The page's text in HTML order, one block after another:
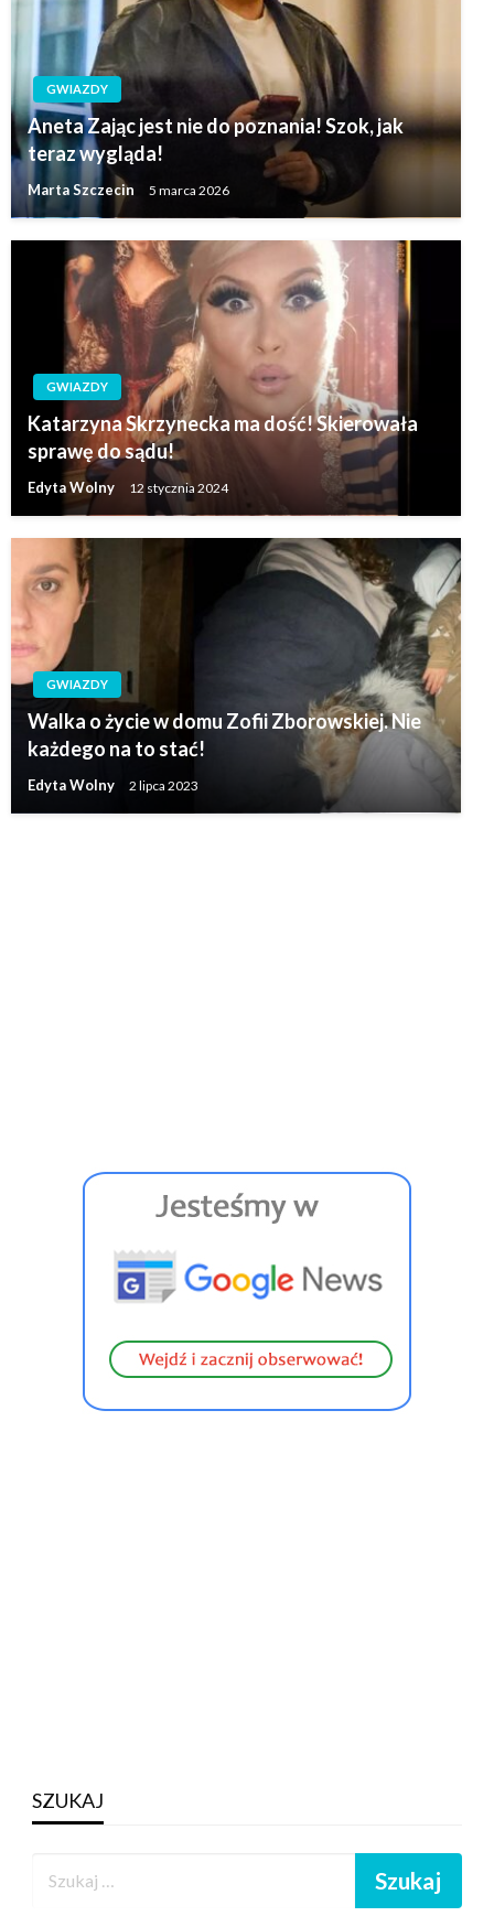
GWIAZDY
Aneta Zając jest nie do poznania! Szok, jak
teraz wygląda!
Marta Szczecin 5 marca 2026
GWIAZDY
Katarzyna Skrzynecka ma dość! Skierowała
sprawę do sądu!
Edyta Wolny 12 stycznia 2024
GWIAZDY
Walka o życie w domu Zofii Zborowskiej. Nie
każdego na to stać!
Edyta Wolny 2 lipca 2023
SZUKAJ